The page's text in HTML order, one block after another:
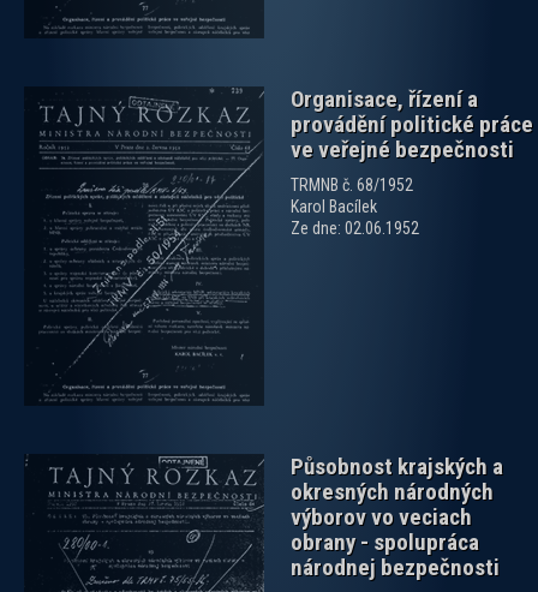
Organisace, řízení a
provádění politické práce
ve veřejné bezpečnosti
TRMNB č. 68/1952
Karol Bacílek
Ze dne: 02.06.1952
Působnost krajských a
okresných národných
výborov vo veciach
obrany - spolupráca
národnej bezpečnosti
zobrazit PDF dokument